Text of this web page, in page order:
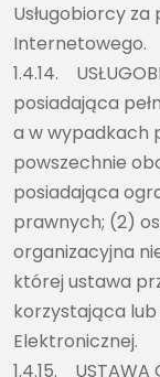
Usługobiorcy
Internetowego.
1.4.14.
posiadająca
a w wypadkach
powszechnie
posiadająca
prawnych; (2)
organizacyjna
której ustawa
korzystająca lub
Elektronicznej.
1.4.15. USTAWA